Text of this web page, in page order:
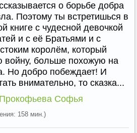
о борьбе добра
Поэтому ты встретишься в
книге с чудесной девочкой
и с её Братьями и с
королём, который
больше похожую на
Но добро побеждает! И
внимательно, то сказка...
Прокофьева Софья
158 мин.)